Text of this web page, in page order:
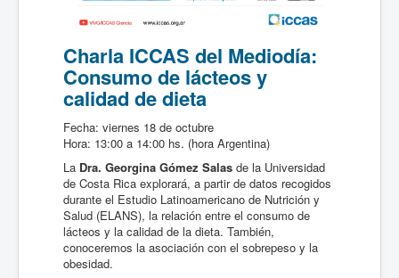
Charla ICCAS del Mediodía:
Consumo de lácteos y
calidad de dieta
Fecha: viernes 18 de octubre
Hora: 13:00 a 14:00 hs. (hora Argentina)
La Dra. Georgina Gómez Salas de la Universidad
de Costa Rica explorará, a partir de datos recogidos
durante el Estudio Latinoamericano de Nutrición y
Salud (ELANS), la relación entre el consumo de
lácteos y la calidad de la dieta. También,
conoceremos la asociación con el sobrepeso y la
obesidad.